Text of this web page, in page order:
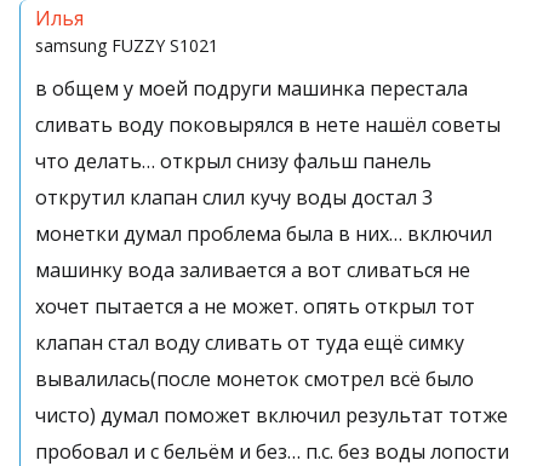
Илья
samsung FUZZY S1021
в общем у моей подруги машинка перестала
сливать воду поковырялся в нете нашёл советы
что делать… открыл снизу фальш панель
открутил клапан слил кучу воды достал 3
монетки думал проблема была в них… включил
машинку вода заливается а вот сливаться не
хочет пытается а не может. опять открыл тот
клапан стал воду сливать от туда ещё симку
вывалилась(после монеток смотрел всё было
чисто) думал поможет включил результат тотже
пробовал и с бельём и без… п.с. без воды лопости